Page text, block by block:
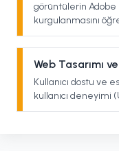
görüntülerin Adobe
kurgulanmasını
Web Tasarımı
Kullanıcı dostu ve
kullanıcı deneyimi